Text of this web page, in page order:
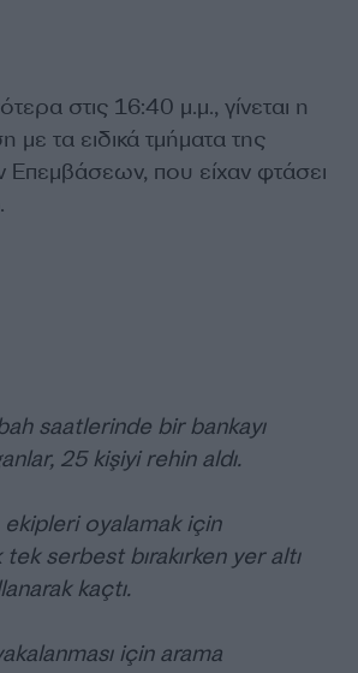
στις 16:40 μ.μ., γίνεται η
με τα ειδικά τμήματα της
Επεμβάσεων, που είχαν φτάσει
saatlerinde bir bankayı
25 kişiyi rehin aldı.
oyalamak için
serbest bırakırken yer altı
kaçtı.
için arama